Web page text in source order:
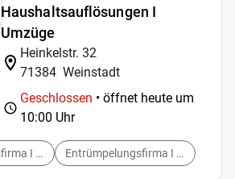
Haushaltsauflösungen I
Umzüge
Heinkelstr. 32
71384 Weinstadt
Geschlossen • öffnet heute um
10:00 Uhr
Entrümpelungsfirma I Weinstadt Entrümpelungsfirma I Waiblingen